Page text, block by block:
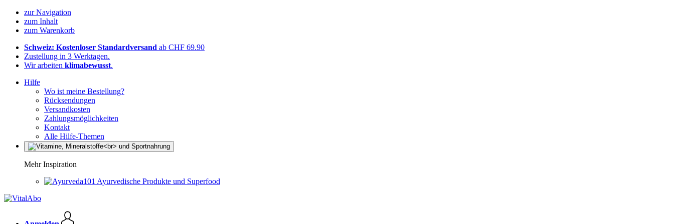
zur Navigation
zum Inhalt
zum Warenkorb
Schweiz: Kostenloser Standardversand ab CHF 69.90
Zustellung in 3 Werktagen.
Wir arbeiten klimabewusst.
Hilfe
Wo ist meine Bestellung?
Rücksendungen
Versandkosten
Zahlungsmöglichkeiten
Kontakt
Alle Hilfe-Themen
Mehr Inspiration
Ayurvedische Produkte und Superfood